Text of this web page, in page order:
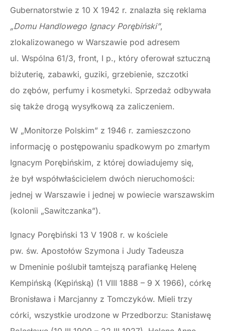
Gubernatorstwie z 10 X 1942 r. znalazła się reklama
„Domu Handlowego Ignacy Porębiński”,
zlokalizowanego w Warszawie pod adresem
ul. Wspólna 61/3, front, I p., który oferował sztuczną
biżuterię, zabawki, guziki, grzebienie, szczotki
do zębów, perfumy i kosmetyki. Sprzedaż odbywała
się także drogą wysyłkową za zaliczeniem.
W „Monitorze Polskim” z 1946 r. zamieszczono
informację o postępowaniu spadkowym po zmarłym
Ignacym Porębińskim, z której dowiadujemy się,
że był współwłaścicielem dwóch nieruchomości:
jednej w Warszawie i jednej w powiecie warszawskim
(kolonii „Sawitczanka”).
Ignacy Porębiński 13 V 1908 r. w kościele
pw. św. Apostołów Szymona i Judy Tadeusza
w Dmeninie poślubił tamtejszą parafiankę Helenę
Kempińską (Kępińską) (1 VIII 1888 – 9 X 1966), córkę
Bronisława i Marcjanny z Tomczyków. Mieli trzy
córki, wszystkie urodzone w Przedborzu: Stanisławę